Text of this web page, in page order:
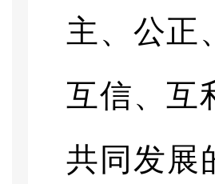
主、公正
互信、互
共同发展